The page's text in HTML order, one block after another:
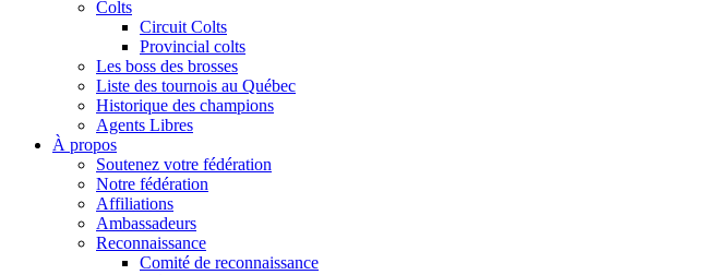
Colts
Circuit Colts
Provincial colts
Les boss des brosses
Liste des tournois au Québec
Historique des champions
Agents Libres
À propos
Soutenez votre fédération
Notre fédération
Affiliations
Ambassadeurs
Reconnaissance
Comité de reconnaissance